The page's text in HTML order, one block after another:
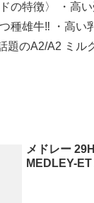
ドの特徴〉 ・高
種雄牛‼ ・高い
題のA2/A2 ミル
メドレー
MEDLEY-